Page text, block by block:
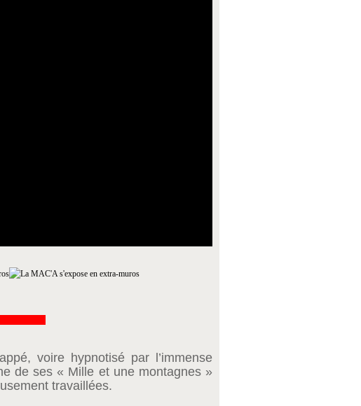
voire hypnotisé par l’immense
de ses « Mille et une montagnes »
travaillées.